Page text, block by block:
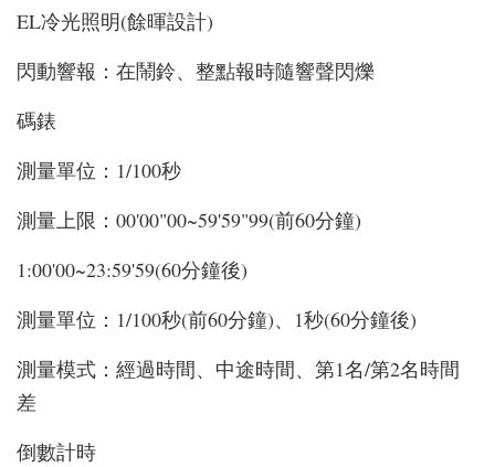
EL冷光照明(餘暉設計)
閃動響報：在鬧鈴、整點報時隨響聲閃爍
碼錶
測量單位：1/100秒
測量上限：00'00"00~59'59"99(前60分鐘)
1:00'00~23:59'59(60分鐘後)
測量單位：1/100秒(前60分鐘)、1秒(60分鐘後)
測量模式：經過時間、中途時間、第1名/第2名時間
差
倒數計時